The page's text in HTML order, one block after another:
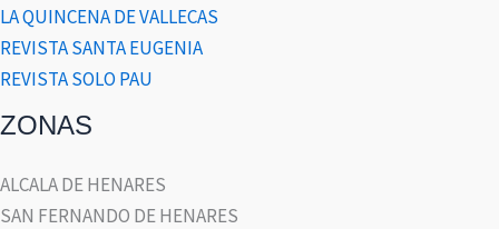
LA QUINCENA DE VALLECAS
REVISTA SANTA EUGENIA
REVISTA SOLO PAU
ZONAS
ALCALA DE HENARES
SAN FERNANDO DE HENARES